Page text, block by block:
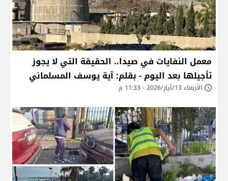
معمل النفايات في صيدا.. الحقيقة التي لا يجوز
تأجيلها بعد اليوم - بقلم: آية يوسف المسلماني
الأربعاء 13/أيار/2026 - 11:33 م